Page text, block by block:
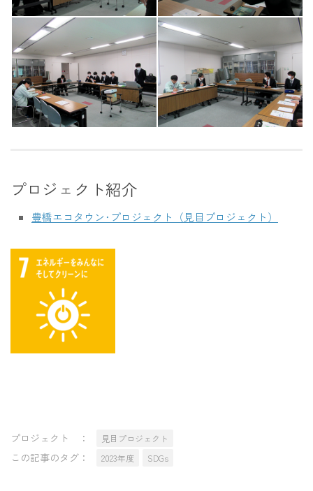
プロジェクト紹介
豊橋エコタウン･プロジェクト（見目プロジェクト）
プロジェクト ： 見目プロジェクト
この記事のタグ： 2023年度 SDGs